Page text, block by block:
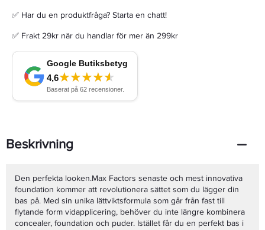
✅ Har du en produktfråga? Starta en chatt!
✅ Frakt 29kr när du handlar för mer än 299kr
Beskrivning
Den perfekta looken.Max Factors senaste och mest innovativa
foundation kommer att revolutionera sättet som du lägger din
bas på. Med sin unika lättviktsformula som går från fast till
flytande form vidapplicering, behöver du inte längre kombinera
concealer, foundation och puder. Istället får du en perfekt bas i